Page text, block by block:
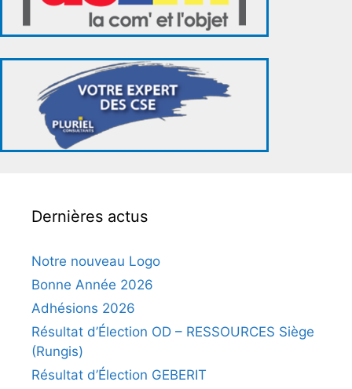
Dernières actus
Notre nouveau Logo
Bonne Année 2026
Adhésions 2026
Résultat d’Élection OD – RESSOURCES Siège
(Rungis)
Résultat d’Élection GEBERIT